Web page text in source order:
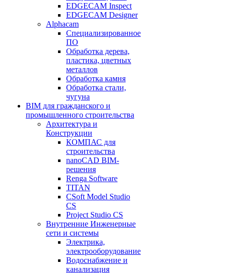
EDGECAM Inspect
EDGECAM Designer
Alphacam
Специализированное
ПО
Обработка дерева,
пластика, цветных
металлов
Обработка камня
Обработка стали,
чугуна
BIM для гражданского и
промышленного строительства
Архитектура и
Конструкции
КОМПАС для
строительства
nanoCAD BIM-
решения
Renga Software
TITAN
CSoft Model Studio
CS
Project Studio CS
Внутренние Инженерные
сети и системы
Электрика,
электрооборудование
Водоснабжение и
канализация